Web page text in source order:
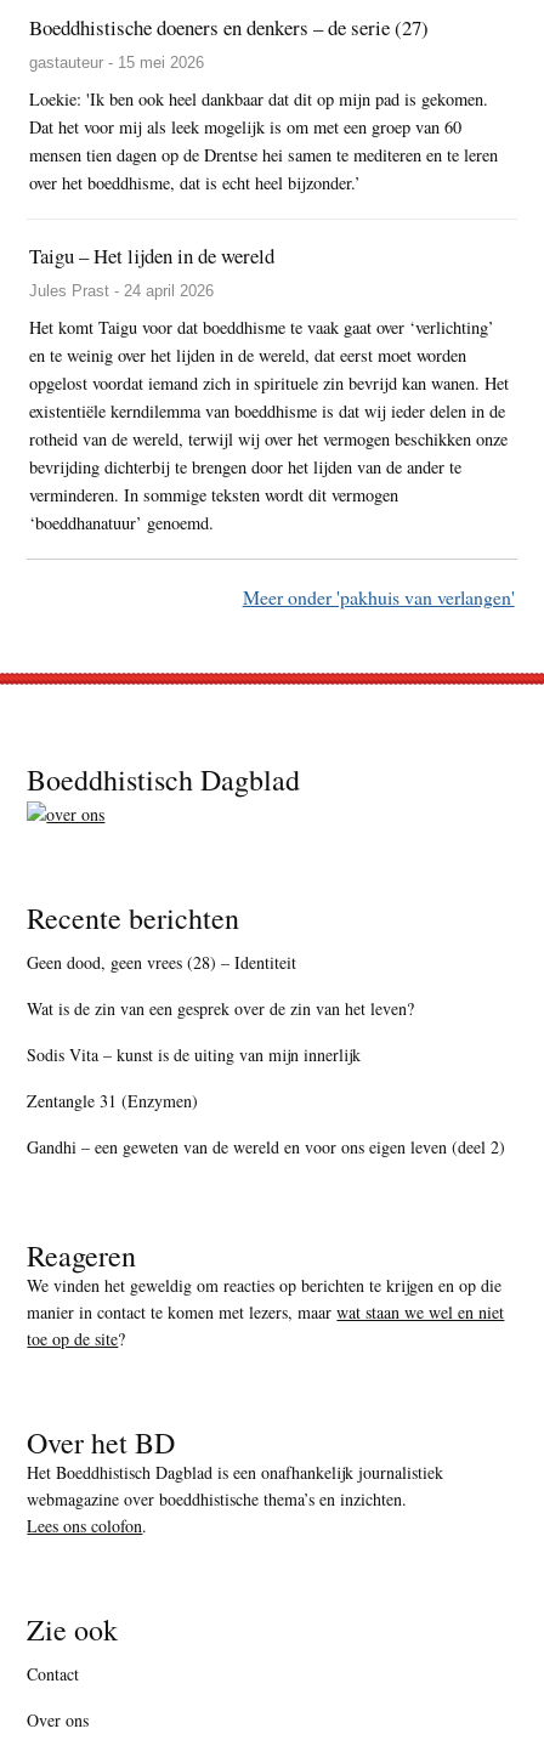
Boeddhistische doeners en denkers – de serie (27)
gastauteur - 15 mei 2026
Loekie: 'Ik ben ook heel dankbaar dat dit op mijn pad is gekomen.
Dat het voor mij als leek mogelijk is om met een groep van 60
mensen tien dagen op de Drentse hei samen te mediteren en te leren
over het boeddhisme, dat is echt heel bijzonder.’
Taigu – Het lijden in de wereld
Jules Prast - 24 april 2026
Het komt Taigu voor dat boeddhisme te vaak gaat over ‘verlichting’
en te weinig over het lijden in de wereld, dat eerst moet worden
opgelost voordat iemand zich in spirituele zin bevrijd kan wanen. Het
existentiële kerndilemma van boeddhisme is dat wij ieder delen in de
rotheid van de wereld, terwijl wij over het vermogen beschikken onze
bevrijding dichterbij te brengen door het lijden van de ander te
verminderen. In sommige teksten wordt dit vermogen
‘boeddhanatuur’ genoemd.
Meer onder 'pakhuis van verlangen'
Footer
Boeddhistisch Dagblad
Recente berichten
Geen dood, geen vrees (28) – Identiteit
Wat is de zin van een gesprek over de zin van het leven?
Sodis Vita – kunst is de uiting van mijn innerlijk
Zentangle 31 (Enzymen)
Gandhi – een geweten van de wereld en voor ons eigen leven (deel 2)
Reageren
We vinden het geweldig om reacties op berichten te krijgen en op die
manier in contact te komen met lezers, maarwat staan we wel en niet
toe op de site?
Over het BD
Het Boeddhistisch Dagblad is een onafhankelijk journalistiek
webmagazine over boeddhistische thema’s en inzichten.
Lees ons colofon.
Zie ook
Contact
Over ons